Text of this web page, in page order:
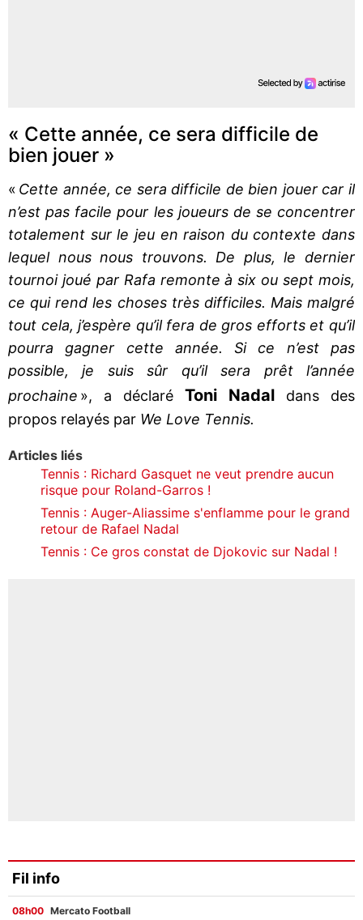
« Cette année, ce sera difficile de
bien jouer »
« Cette année, ce sera difficile de bien jouer car il
n’est pas facile pour les joueurs de se concentrer
totalement sur le jeu en raison du contexte dans
lequel nous nous trouvons. De plus, le dernier
tournoi joué par Rafa remonte à six ou sept mois,
ce qui rend les choses très difficiles. Mais malgré
tout cela, j’espère qu’il fera de gros efforts et qu’il
pourra gagner cette année. Si ce n’est pas
possible, je suis sûr qu’il sera prêt l’année
prochaine », a déclaré Toni Nadal dans des
propos relayés par We Love Tennis.
Articles liés
Tennis : Richard Gasquet ne veut prendre aucun
risque pour Roland-Garros !
Tennis : Auger-Aliassime s'enflamme pour le grand
retour de Rafael Nadal
Tennis : Ce gros constat de Djokovic sur Nadal !
Fil info
08h00 Mercato Football